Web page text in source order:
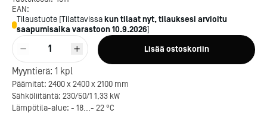
EAN:
Tilaustuote [Tilattavissa kun tilaat nyt, tilauksesi arvioitu
saapumisaika varastoon10.9.2026]
1 Lisää ostoskoriin
Myyntierä: 1 kpl
Päämitat: 2400 x 2400 x 2100 mm
Sähköliitäntä: 230/50/1 1,33 kW
Lämpötila-alue: - 18...- 22 °C